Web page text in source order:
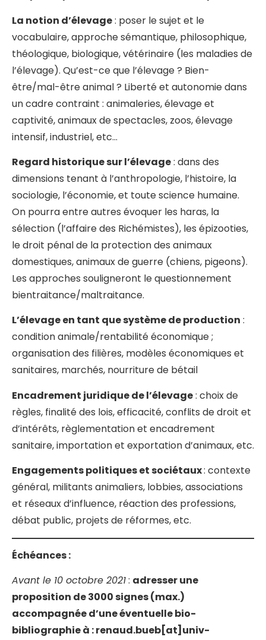
La notion d’élevage: poser le sujet et le
vocabulaire, approche sémantique, philosophique,
théologique, biologique, vétérinaire (les maladies de
l’élevage). Qu’est-ce que l’élevage ? Bien-
être/mal-être animal ? Liberté et autonomie dans
un cadre contraint : animaleries, élevage et
captivité, animaux de spectacles, zoos, élevage
intensif, industriel, etc…
Regard historique sur l’élevage: dans des
dimensions tenant à l’anthropologie, l’histoire, la
sociologie, l’économie, et toute science humaine.
On pourra entre autres évoquer les haras, la
sélection (l’affaire des Richémistes), les épizooties,
le droit pénal de la protection des animaux
domestiques, animaux de guerre (chiens, pigeons).
Les approches souligneront le questionnement
bientraitance/maltraitance.
L’élevage en tant que système de production :
condition animale/rentabilité économique ;
organisation des filières, modèles économiques et
sanitaires, marchés, nourriture de bétail
Encadrement juridique de l’élevage: choix de
règles, finalité des lois, efficacité, conflits de droit et
d’intérêts, règlementation et encadrement
sanitaire, importation et exportation d’animaux, etc.
Engagements politiques et sociétaux: contexte
général, militants animaliers, lobbies, associations
et réseaux d’influence, réaction des professions,
débat public, projets de réformes, etc.
Échéances :
Avant le 10 octobre 2021: adresser une
proposition de 3000 signes (max.)
accompagnée d’une éventuelle bio-
bibliographie à : renaud.bueb[at]univ-